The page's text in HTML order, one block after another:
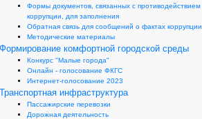
Формы документов, связанных с противодействием
коррупции, для заполнения
Обратная связь для сообщений о фактах коррупции
Методические материалы
Формирование комфортной городской среды
Конкурс "Малые города"
Онлайн - голосование ФКГС
Интернет-голосование 2023
Транспортная инфраструктура
Пассажирские перевозки
Дорожная деятельность